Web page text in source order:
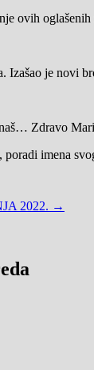
ovih
Izašao je novi
naš… Zdravo
imena
2022. →